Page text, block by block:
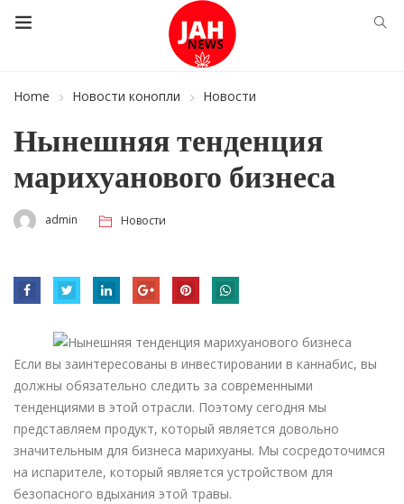
Home Новости конопли Новости
Нынешняя тенденция
марихуанового бизнеса
admin Новости
Если вы заинтересованы в инвестировании в каннабис, вы
должны обязательно следить за современными
тенденциями в этой отрасли. Поэтому сегодня мы
представляем продукт, который является довольно
значительным для бизнеса марихуаны. Мы сосредоточимся
на испарителе, который является устройством для
безопасного вдыхания этой травы.